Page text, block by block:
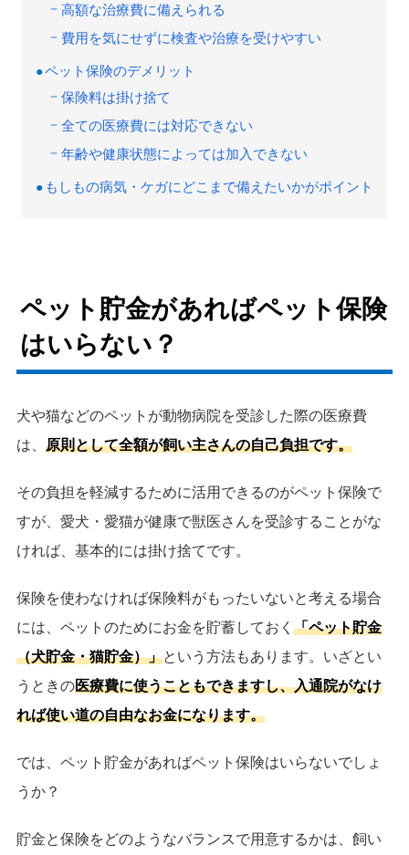
高額な治療費に備えられる
費用を気にせずに検査や治療を受けやすい
ペット保険のデメリット
保険料は掛け捨て
全ての医療費には対応できない
年齢や健康状態によっては加入できない
もしもの病気・ケガにどこまで備えたいかがポイント
ペット貯金があればペット保険
はいらない？
犬や猫などのペットが動物病院を受診した際の医療費
は、 原則として全額が飼い主さんの自己負担です。
その負担を軽減するために活用できるのがペット保険で
すが、愛犬・愛猫が健康で獣医さんを受診することがな
ければ、基本的には掛け捨てです。
保険を使わなければ保険料がもったいないと考える場合
には、ペットのためにお金を貯蓄しておく 「ペット貯金
（犬貯金・猫貯金）」という方法もあります。いざとい
うときの医療費に使うこともできますし、入通院がなけ
れば使い道の自由なお金になります。
では、ペット貯金があればペット保険はいらないでしょ
うか？
貯金と保険をどのようなバランスで用意するかは、飼い